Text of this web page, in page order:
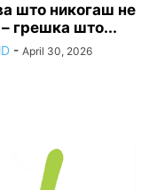
што никогаш не
грешка што...
- April 30, 2026